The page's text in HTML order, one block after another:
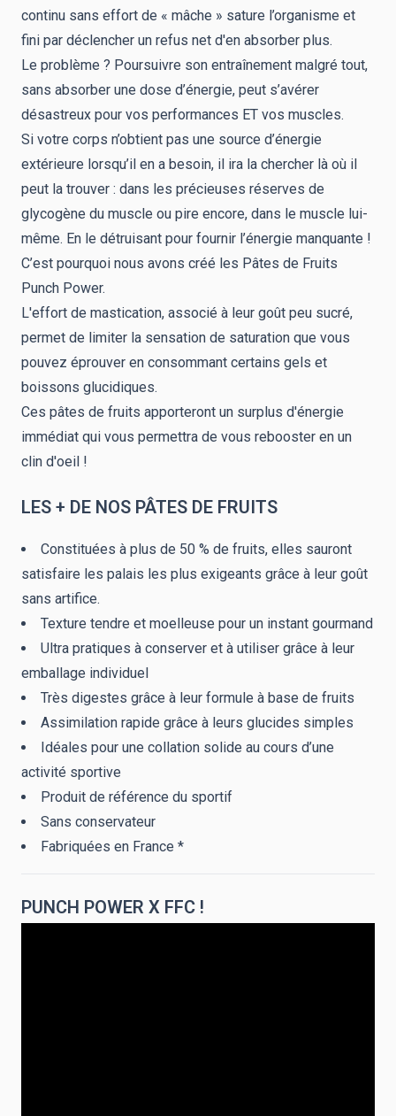
continu sans effort de « mâche » sature l’organisme et
fini par déclencher un refus net d'en absorber plus.
Le problème ? Poursuivre son entraînement malgré tout,
sans absorber une dose d’énergie, peut s’avérer
désastreux pour vos performances ET vos muscles.
Si votre corps n’obtient pas une source d’énergie
extérieure lorsqu’il en a besoin, il ira la chercher là où il
peut la trouver : dans les précieuses réserves de
glycogène du muscle ou pire encore, dans le muscle lui-
même. En le détruisant pour fournir l’énergie manquante !
C’est pourquoi nous avons créé les Pâtes de Fruits
Punch Power.
L'effort de mastication, associé à leur goût peu sucré,
permet de limiter la sensation de saturation que vous
pouvez éprouver en consommant certains gels et
boissons glucidiques.
Ces pâtes de fruits apporteront un surplus d'énergie
immédiat qui vous permettra de vous rebooster en un
clin d'oeil !
LES + DE NOS PÂTES DE FRUITS
Constituées à plus de 50 % de fruits, elles sauront
satisfaire les palais les plus exigeants grâce à leur goût
sans artifice.
Texture tendre et moelleuse pour un instant gourmand
Ultra pratiques à conserver et à utiliser grâce à leur
emballage individuel
Très digestes grâce à leur formule à base de fruits
Assimilation rapide grâce à leurs glucides simples
Idéales pour une collation solide au cours d’une
activité sportive
Produit de référence du sportif
Sans conservateur
Fabriquées en France *
PUNCH POWER X FFC !